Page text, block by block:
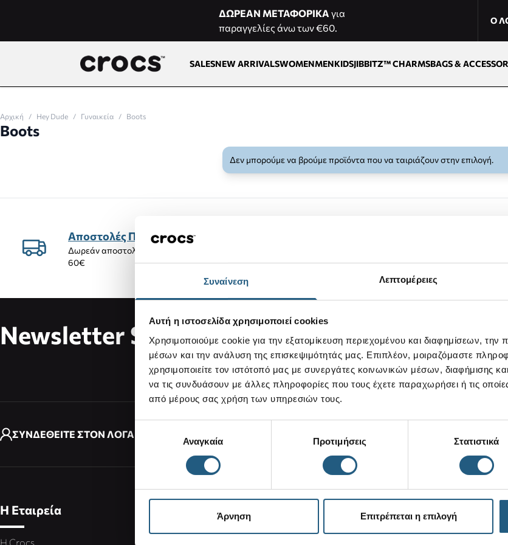
Συναίνεση Λεπτομέρειες
Αυτή η ιστοσελίδα χρησιμοποιεί cookies
Χρησιμοποιούμε cookie για την εξατομίκευση περιεχομένου και διαφημίσεων, την
μέσων και την ανάλυση της επισκεψιμότητάς μας. Επιπλέον, μοιραζόμαστε
χρησιμοποιείτε τον ιστότοπό μας με συνεργάτες κοινωνικών μέσων, διαφήμισης
να τις συνδυάσουν με άλλες πληροφορίες που τους έχετε παραχωρήσει ή τις
από μέρους σας χρήση των υπηρεσιών τους.
συγκατάθεσηςΑναγκαία Προτιμήσεις Στατιστικά
Άρνηση Επιτρέπεται η επιλογή
ΔΩΡΕΑΝ ΜΕΤΑΦΟΡΙΚΑ για
παραγγελίες άνω των €60.
Ο
SALESNEW ARRIVALSWOMENMENKIDSJIBBITZ™ CHARMSBAGS &
Αρχική / Hey Dude / Γυναικεία / Boots
Boots
Δεν μπορούμε να βρούμε προϊόντα που να ταιριάζουν στην επιλογή.
Αποστολές Προϊόντων
Δωρεάν αποστολή προϊόντων για αγορές άνω των
60€
Newsletter Subscribe Διεύθυνση Email
Με την εγγραφή σας αποδέχεστε τουςΌρους Χρήσης
ΣΥΝΔΕΘΕΙΤΕ ΣΤΟΝ ΛΟΓΑΡΙΑΣΜΟ ΣΑΣ
Η Εταιρεία
Η Crocs